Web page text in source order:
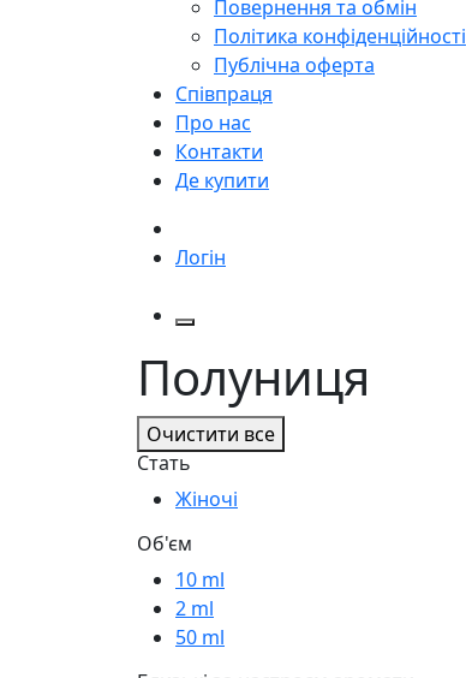
Повернення та обмін
Політика конфіденційності
Публічна оферта
Співпраця
Про нас
Контакти
Де купити
Логін
Полуниця
Очистити все
Стать
Жіночі
Об'єм
10 ml
2 ml
50 ml